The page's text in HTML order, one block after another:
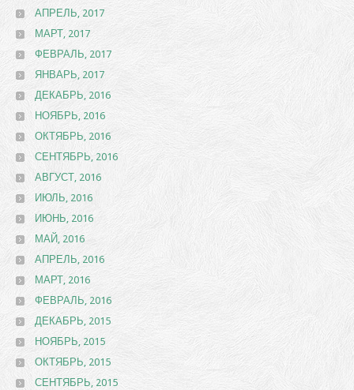
АПРЕЛЬ, 2017
МАРТ, 2017
ФЕВРАЛЬ, 2017
ЯНВАРЬ, 2017
ДЕКАБРЬ, 2016
НОЯБРЬ, 2016
ОКТЯБРЬ, 2016
СЕНТЯБРЬ, 2016
АВГУСТ, 2016
ИЮЛЬ, 2016
ИЮНЬ, 2016
МАЙ, 2016
АПРЕЛЬ, 2016
МАРТ, 2016
ФЕВРАЛЬ, 2016
ДЕКАБРЬ, 2015
НОЯБРЬ, 2015
ОКТЯБРЬ, 2015
СЕНТЯБРЬ, 2015